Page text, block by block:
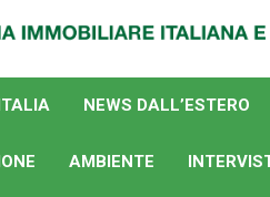
NEWS DALL’ESTERO
AMBIENTE